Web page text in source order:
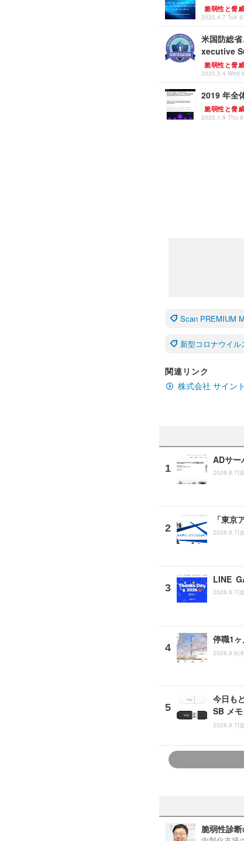
脆弱性と脅威
2020.4.7 Tue
米国防総
xecutive
脆弱性と脅威
2020.3.4 Wed
2019 年全
脆弱性と脅威
2020.1.9 Thu
Scan PREMIUM
新型コロナウイ
関連リンク
株式会社 サイント
ADサー
2026.8.7(
「東京
2026.8.7(
LINE
2026.8.7(
停職1
2026.8.6(
今日も
SB メ
2026.8.7(
脆弱性診